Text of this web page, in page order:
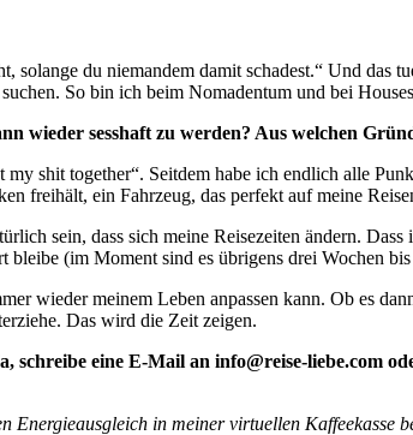
du niemandem damit schadest.“ Und das
So bin ich beim Nomadentum und bei
wieder sesshaft zu werden? Aus welchen
shit together“. Seitdem habe ich endlich alle
freihält, ein Fahrzeug, das perfekt auf meine
sein, dass sich meine Reisezeiten ändern.
(im Moment sind es übrigens drei Wochen
wieder meinem Leben anpassen kann. Ob es
Das wird die Zeit zeigen.
eine E-Mail an info@reise-liebe.com
Energieausgleich in meiner virtuellen Kaffeekasse